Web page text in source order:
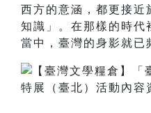
西方的意涵，都更接近
知識」。在那樣的時代
當中，臺灣的身影就已